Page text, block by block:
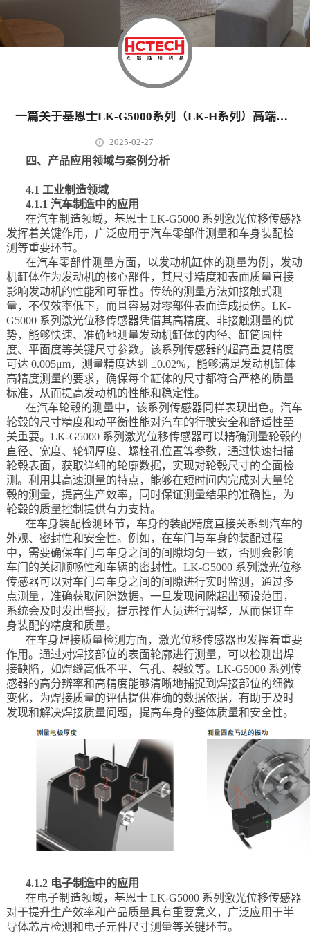
一篇关于基恩士LK-G5000系列（LK-H系列）高端高精度高速激光位移传感器深度研究报告（下）
2025-02-27
四、产品应用领域与案例分析
4.1 工业制造领域
4.1.1 汽车制造中的应用
在汽车制造领域，基恩士 LK-G5000 系列激光位移传感器
发挥着关键作用，广泛应用于汽车零部件测量和车身装配检
测等重要环节。
在汽车零部件测量方面，以发动机缸体的测量为例，发动
机缸体作为发动机的核心部件，其尺寸精度和表面质量直接
影响发动机的性能和可靠性。传统的测量方法如接触式测
量，不仅效率低下，而且容易对零部件表面造成损伤。LK-
G5000 系列激光位移传感器凭借其高精度、非接触测量的优
势，能够快速、准确地测量发动机缸体的内径、缸筒圆柱
度、平面度等关键尺寸参数。该系列传感器的超高重复精度
可达 0.005μm，测量精度达到 ±0.02%，能够满足发动机缸体
高精度测量的要求，确保每个缸体的尺寸都符合严格的质量
标准，从而提高发动机的性能和稳定性。
在汽车轮毂的测量中，该系列传感器同样表现出色。汽车
轮毂的尺寸精度和动平衡性能对汽车的行驶安全和舒适性至
关重要。LK-G5000 系列激光位移传感器可以精确测量轮毂的
直径、宽度、轮辋厚度、螺栓孔位置等参数，通过快速扫描
轮毂表面，获取详细的轮廓数据，实现对轮毂尺寸的全面检
测。利用其高速测量的特点，能够在短时间内完成对大量轮
毂的测量，提高生产效率，同时保证测量结果的准确性，为
轮毂的质量控制提供有力支持。
在车身装配检测环节，车身的装配精度直接关系到汽车的
外观、密封性和安全性。例如，在车门与车身的装配过程
中，需要确保车门与车身之间的间隙均匀一致，否则会影响
车门的关闭顺畅性和车辆的密封性。LK-G5000 系列激光位移
传感器可以对车门与车身之间的间隙进行实时监测，通过多
点测量，准确获取间隙数据。一旦发现间隙超出预设范围，
系统会及时发出警报，提示操作人员进行调整，从而保证车
身装配的精度和质量。
在车身焊接质量检测方面，激光位移传感器也发挥着重要
作用。通过对焊接部位的表面轮廓进行测量，可以检测出焊
接缺陷，如焊缝高低不平、气孔、裂纹等。LK-G5000 系列传
感器的高分辨率和高精度能够清晰地捕捉到焊接部位的细微
变化，为焊接质量的评估提供准确的数据依据，有助于及时
发现和解决焊接质量问题，提高车身的整体质量和安全性。
4.1.2 电子制造中的应用
在电子制造领域，基恩士 LK-G5000 系列激光位移传感器
对于提升生产效率和产品质量具有重要意义，广泛应用于半
导体芯片检测和电子元件尺寸测量等关键环节。